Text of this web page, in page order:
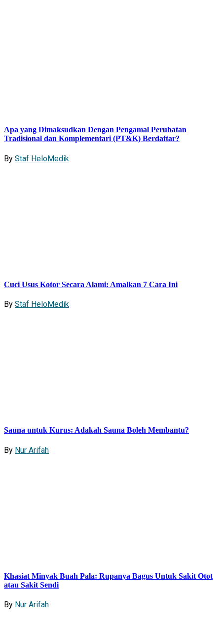
Apa yang Dimaksudkan Dengan Pengamal Perubatan
Tradisional dan Komplementari (PT&K) Berdaftar?
By Staf HeloMedik
Cuci Usus Kotor Secara Alami: Amalkan 7 Cara Ini
By Staf HeloMedik
Sauna untuk Kurus: Adakah Sauna Boleh Membantu?
By Nur Arifah
Khasiat Minyak Buah Pala: Rupanya Bagus Untuk Sakit Otot
atau Sakit Sendi
By Nur Arifah